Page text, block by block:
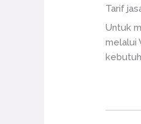
Tarif
Untuk
melalui